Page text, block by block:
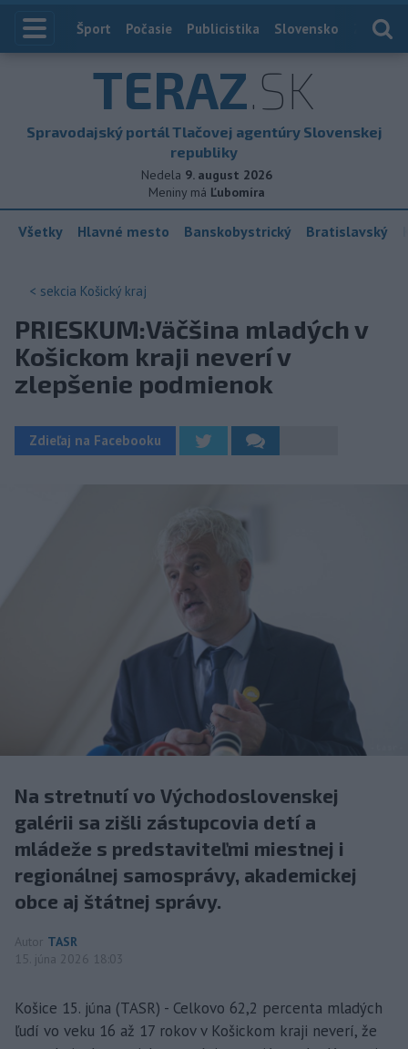
Index
Šport Počasie Publicistika Slovensko
TERAZ.SK
Spravodajský portál Tlačovej agentúry Slovenskej
republiky
Nedela 9. august 2026
Meniny má Ľubomíra
Všetky Hlavné mesto Banskobystrický Bratislavský
< sekcia Košický kraj
PRIESKUM:Väčšina mladých v
Košickom kraji neverí v
zlepšenie podmienok
Zdieľaj na Facebooku
Na stretnutí vo Východoslovenskej
galérii sa zišli zástupcovia detí a
mládeže s predstaviteľmi miestnej i
regionálnej samosprávy, akademickej
obce aj štátnej správy.
Autor TASR
15. júna 2026 18:03
Košice 15. júna (TASR) - Celkovo 62,2 percenta mladých
ľudí vo veku 16 až 17 rokov v Košickom kraji neverí, že